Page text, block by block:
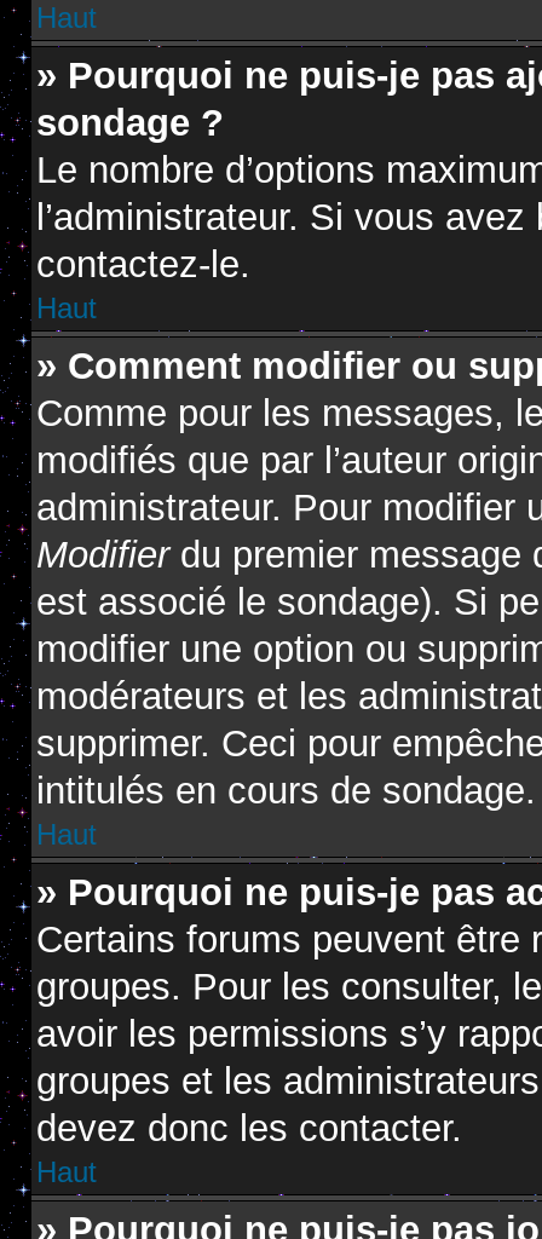
Haut
» Pourquoi ne puis-je pas
sondage ?
Le nombre d’options
l’administrateur. Si vous
contactez-le.
Haut
» Comment modifier ou
Comme pour les messages,
modifiés que par l’auteur
administrateur. Pour modifier
Modifierdu premier message
est associé le sondage). Si
modifier une option ou
modérateurs et les
supprimer. Ceci pour
intitulés en cours de sondage.
Haut
» Pourquoi ne puis-je pas
Certains forums peuvent être
groupes. Pour les consulter,
avoir les permissions s’y
groupes et les
devez donc les contacter.
Haut
» Pourquoi ne puis-je pas